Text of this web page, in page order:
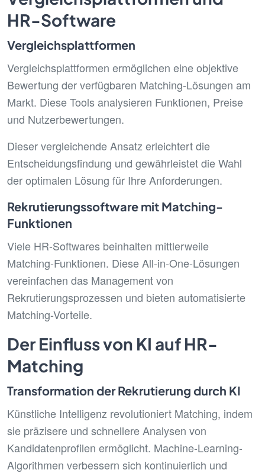
HR-Software
Vergleichsplattformen
Vergleichsplattformen ermöglichen eine objektive
Bewertung der verfügbaren Matching-Lösungen am
Markt. Diese Tools analysieren Funktionen, Preise
und Nutzerbewertungen.
Dieser vergleichende Ansatz erleichtert die
Entscheidungsfindung und gewährleistet die Wahl
der optimalen Lösung für Ihre Anforderungen.
Rekrutierungssoftware mit Matching-
Funktionen
Viele HR-Softwares beinhalten mittlerweile
Matching-Funktionen. Diese All-in-One-Lösungen
vereinfachen das Management von
Rekrutierungsprozessen und bieten automatisierte
Matching-Vorteile.
Der Einfluss von KI auf HR-
Matching
Transformation der Rekrutierung durch KI
Künstliche Intelligenz revolutioniert Matching, indem
sie präzisere und schnellere Analysen von
Kandidatenprofilen ermöglicht. Machine-Learning-
Algorithmen verbessern sich kontinuierlich und